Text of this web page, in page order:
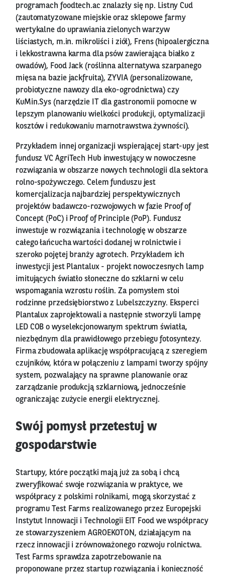
programach foodtech.ac znalazły się np. Listny Cud
(zautomatyzowane miejskie oraz sklepowe farmy
wertykalne do uprawiania zielonych warzyw
liściastych, m.in. mikroliści i ziół), Frens (hipoalergiczna
i lekkostrawna karma dla psów zawierająca białko z
owadów), Food Jack (roślinna alternatywa szarpanego
mięsa na bazie jackfruita), ZYVIA (personalizowane,
probiotyczne nawozy dla eko-ogrodnictwa) czy
KuMin.Sys (narzędzie IT dla gastronomii pomocne w
lepszym planowaniu wielkości produkcji, optymalizacji
kosztów i redukowaniu marnotrawstwa żywności).
Przykładem innej organizacji wspierającej start-upy jest
fundusz VC AgriTech Hub inwestujący w nowoczesne
rozwiązania w obszarze nowych technologii dla sektora
rolno-spożywczego. Celem funduszu jest
komercjalizacja najbardziej perspektywicznych
projektów badawczo-rozwojowych w fazie Proof of
Concept (PoC) i Proof of Principle (PoP). Fundusz
inwestuje w rozwiązania i technologię w obszarze
całego łańcucha wartości dodanej w rolnictwie i
szeroko pojętej branży agrotech. Przykładem ich
inwestycji jest Plantalux - projekt nowoczesnych lamp
imitujących światło słoneczne do szklarni w celu
wspomagania wzrostu roślin. Za pomysłem stoi
rodzinne przedsiębiorstwo z Lubelszczyzny. Eksperci
Plantalux zaprojektowali a następnie stworzyli lampę
LED COB o wyselekcjonowanym spektrum światła,
niezbędnym dla prawidłowego przebiegu fotosyntezy.
Firma zbudowała aplikację współpracującą z szeregiem
czujników, która w połączeniu z lampami tworzy spójny
system, pozwalający na sprawne planowanie oraz
zarządzanie produkcją szklarniową, jednocześnie
ograniczając zużycie energii elektrycznej.
Swój pomysł przetestuj w
gospodarstwie
Startupy, które początki mają już za sobą i chcą
zweryfikować swoje rozwiązania w praktyce, we
współpracy z polskimi rolnikami, mogą skorzystać z
programu Test Farms realizowanego przez Europejski
Instytut Innowacji i Technologii EIT Food we współpracy
ze stowarzyszeniem AGROEKOTON, działającym na
rzecz innowacji i zrównoważonego rozwoju rolnictwa.
Test Farms sprawdza zapotrzebowanie na
proponowane przez startup rozwiązania i konieczność